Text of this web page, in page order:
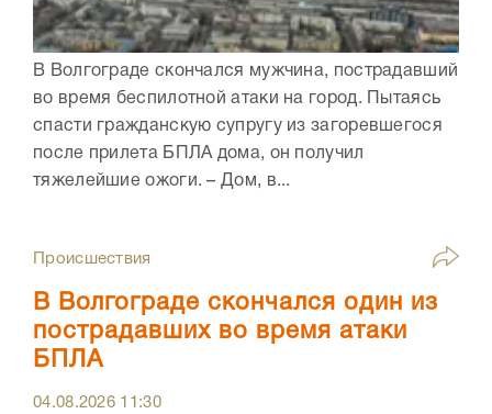
В Волгограде скончался мужчина, пострадавший
во время беспилотной атаки на город. Пытаясь
спасти гражданскую супругу из загоревшегося
после прилета БПЛА дома, он получил
тяжелейшие ожоги. – Дом, в...
Происшествия
В Волгограде скончался один из
пострадавших во время атаки
БПЛА
04.08.2026 11:30